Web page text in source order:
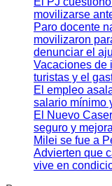
movilizarse
Paro docente
movilizaron
denunciar el
Vacaciones de
turistas y el
El empleo
salario mínimo
El Nuevo
seguro y
Milei se fue a
Advierten que
vive en